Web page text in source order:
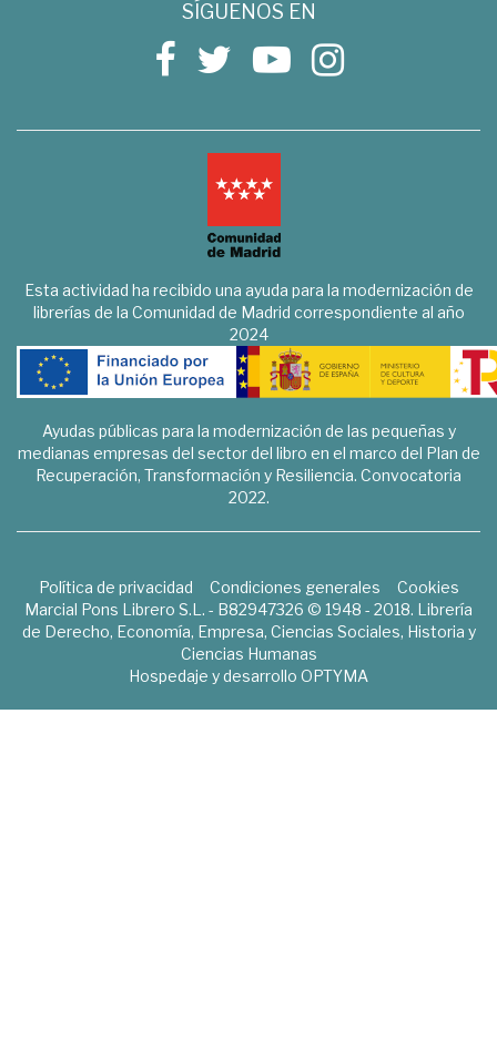
SÍGUENOS EN
Esta actividad ha recibido una ayuda para la modernización de
librerías de la Comunidad de Madrid correspondiente al año
2024
Ayudas públicas para la modernización de las pequeñas y
medianas empresas del sector del libro en el marco del Plan de
Recuperación, Transformación y Resiliencia. Convocatoria
2022.
Política de privacidad Condiciones generales
Cookies
Marcial Pons Librero S.L. - B82947326 © 1948 - 2018. Librería
de Derecho, Economía, Empresa, Ciencias Sociales, Historia y
Ciencias Humanas
Hospedaje y desarrollo OPTYMA